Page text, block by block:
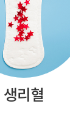
생리혈